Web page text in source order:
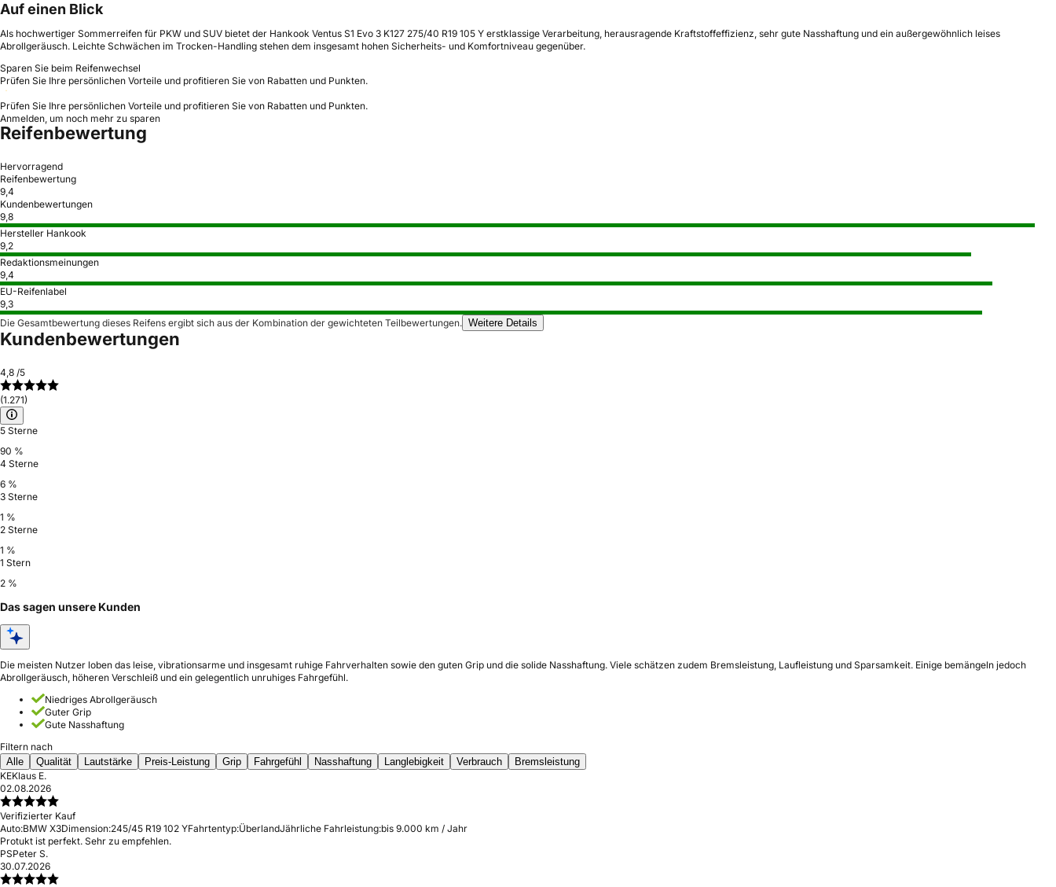
Auf einen Blick
Als hochwertiger Sommerreifen für PKW und SUV bietet der Hankook Ventus S1 Evo 3 K127 275/40 R19 105 Y erstklassige Verarbeitung, herausragende Kraftstoffeffizienz, sehr gute Nasshaftung und ein außergewöhnlich leises
Abrollgeräusch. Leichte Schwächen im Trocken-Handling stehen dem insgesamt hohen Sicherheits- und Komfortniveau gegenüber.
Sparen Sie beim Reifenwechsel
Prüfen Sie Ihre persönlichen Vorteile und profitieren Sie von Rabatten und Punkten.
Prüfen Sie Ihre persönlichen Vorteile und profitieren Sie von Rabatten und Punkten.
Anmelden, um noch mehr zu sparen
Reifenbewertung
Hervorragend
Reifenbewertung
9,4
Kundenbewertungen
9,8
Hersteller Hankook
9,2
Redaktionsmeinungen
9,4
EU-Reifenlabel
9,3
Die Gesamtbewertung dieses Reifens ergibt sich aus der Kombination der gewichteten Teilbewertungen. Weitere Details
Kundenbewertungen
4,8 /5
(1.271)
5 Sterne
90 %
4 Sterne
6 %
3 Sterne
1 %
2 Sterne
1 %
1 Stern
2 %
Das sagen unsere Kunden
Die meisten Nutzer loben das leise, vibrationsarme und insgesamt ruhige Fahrverhalten sowie den guten Grip und die solide Nasshaftung. Viele schätzen zudem Bremsleistung, Laufleistung und Sparsamkeit. Einige bemängeln jedoch
Abrollgeräusch, höheren Verschleiß und ein gelegentlich unruhiges Fahrgefühl.
Niedriges Abrollgeräusch
Guter Grip
Gute Nasshaftung
Filtern nach
Alle
Qualität Lautstärke Preis-Leistung Grip Fahrgefühl Nasshaftung Langlebigkeit Verbrauch
Bremsleistung
KEKlaus E.
02.08.2026
Verifizierter Kauf
Auto:BMW X3Dimension:245/45 R19 102 YFahrtentyp:ÜberlandJährliche Fahrleistung:bis 9.000 km / Jahr
Protukt ist perfekt. Sehr zu empfehlen.
PSPeter S.
30.07.2026